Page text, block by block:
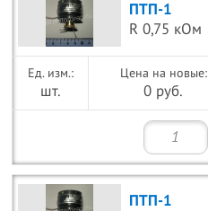
ПТП-1
R 0,75 кОм
шт.
Цена на новые:
0 руб.
ПТП-1